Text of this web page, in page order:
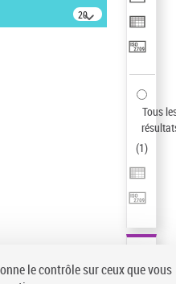
20
résultats/page
Tous
(1)
le contrôle sur ceux que vous